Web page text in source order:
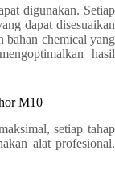
digunakan. Setiap
dapat disesuaikan
bahan chemical yang
hasil
M10
setiap tahap
alat profesional.